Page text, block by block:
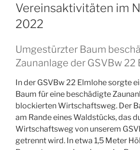
AM
Vereinsaktivitäten im
2022
Umgestürzter Baum
Zaunanlage der GSVBw 22
In der GSVBw 22 Elmlohe sorgte
Baum für eine beschädigte
blockierten Wirtschaftsweg. Der
am Rande eines Waldstücks, das
Wirtschaftsweg von unserem
getrennt wird. In etwa 1,5 Meter